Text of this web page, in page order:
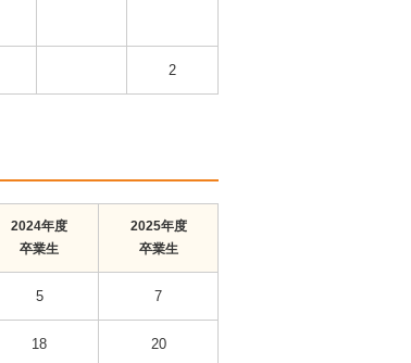
2
2024年度
卒業生
2025年度
卒業生
5 7
18 20